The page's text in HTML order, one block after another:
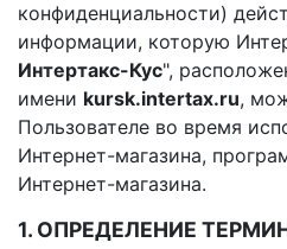
конфиденциальности)
информации, которую
Интертакс-Кус",
имени kursk.intertax.ru,
Пользователе во время
Интернет-магазина,
Интернет-магазина.
1. ОПРЕДЕЛЕНИЕ